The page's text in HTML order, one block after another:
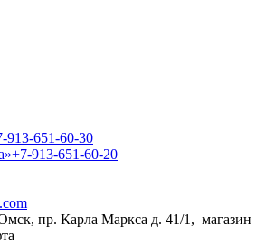
913-651-60-30
+7-913-651-60-20
пр. Карла Маркса д. 41/1, магазин